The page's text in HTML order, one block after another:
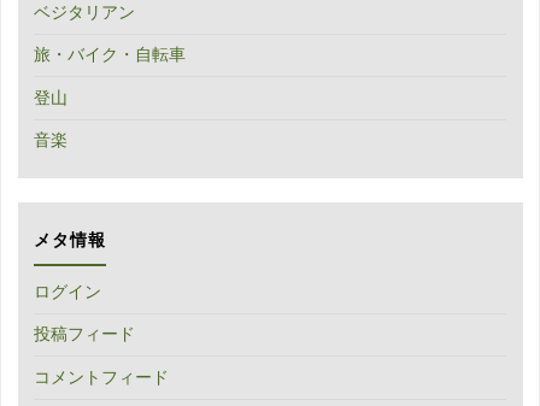
ベジタリアン
旅・バイク・自転車
登山
音楽
メタ情報
ログイン
投稿フィード
コメントフィード